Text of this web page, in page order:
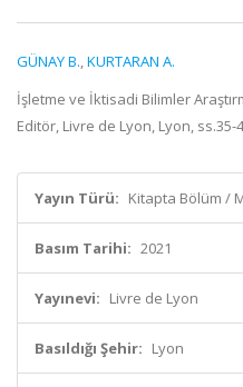
GÜNAY B.,KURTARAN A.
İşletme ve İktisadi Bilimler
Editör, Livre de Lyon, Lyon, ss.35-
Yayın Türü: Kitapta Bölüm /
Basım Tarihi: 2021
Yayınevi: Livre de Lyon
Basıldığı Şehir: Lyon